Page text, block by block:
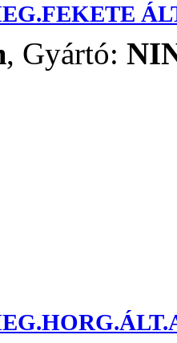
, Gyártó: